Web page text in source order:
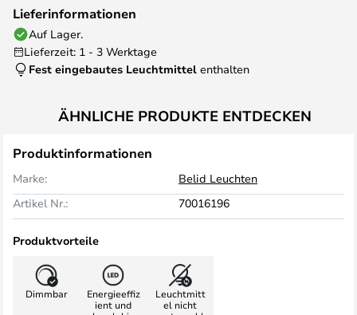
Lieferinformationen
Auf Lager.
Lieferzeit: 1 - 3 Werktage
Fest eingebautes Leuchtmittel enthalten
ÄHNLICHE PRODUKTE ENTDECKEN
Produktinformationen
Marke:
Belid Leuchten
Artikel Nr.:
70016196
Produktvorteile
Dimmbar
Energieeffiz
ient und
Leuchtmitt
el nicht